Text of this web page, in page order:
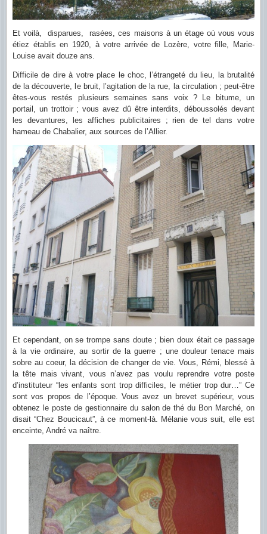
Et voilà, disparues, rasées, ces maisons à un étage où vous vous
étiez établis en 1920, à votre arrivée de Lozère, votre fille, Marie-
Louise avait douze ans.
Difficile de dire à votre place le choc, l’étrangeté du lieu, la brutalité
de la découverte, le bruit, l’agitation de la rue, la circulation ; peut-être
êtes-vous restés plusieurs semaines sans voix ? Le bitume, un
portail, un trottoir ; vous avez dû être interdits, déboussolés devant
les devantures, les affiches publicitaires ; rien de tel dans votre
hameau de Chabalier, aux sources de l’Allier.
Et cependant, on se trompe sans doute ; bien doux était ce passage
à la vie ordinaire, au sortir de la guerre ; une douleur tenace mais
sobre au coeur, la décision de changer de vie. Vous, Rémi, blessé à
la tête mais vivant, vous n’avez pas voulu reprendre votre poste
d’instituteur “les enfants sont trop difficiles, le métier trop dur…” Ce
sont vos propos de l’époque. Vous avez un brevet supérieur, vous
obtenez le poste de gestionnaire du salon de thé du Bon Marché, on
disait “Chez Boucicaut”, à ce moment-là. Mélanie vous suit, elle est
enceinte, André va naître.